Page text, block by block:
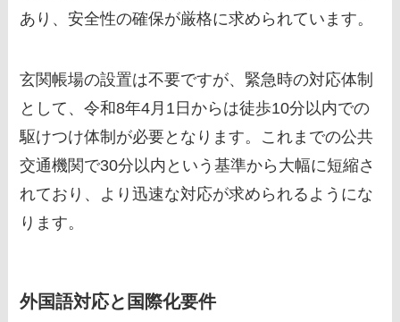
あり、安全性の確保が厳格に求められています。
玄関帳場の設置は不要ですが、緊急時の対応体制
として、令和8年4月1日からは徒歩10分以内での
駆けつけ体制が必要となります。これまでの公共
交通機関で30分以内という基準から大幅に短縮さ
れており、より迅速な対応が求められるようにな
ります。
外国語対応と国際化要件